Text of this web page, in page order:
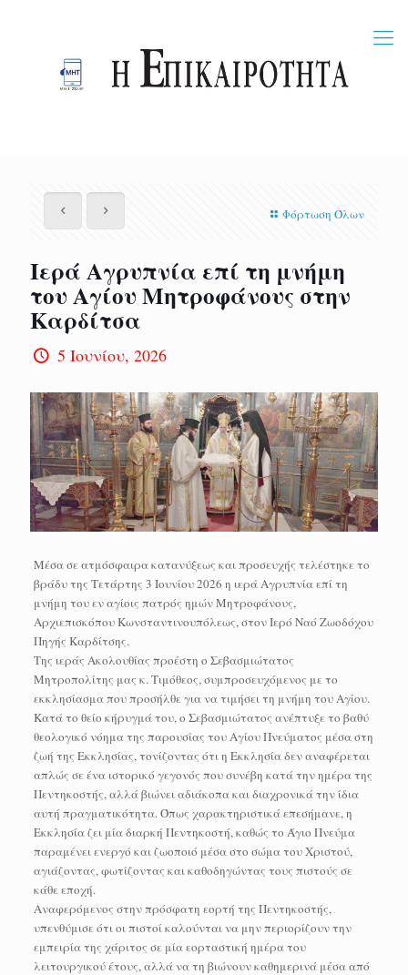
Φόρτωση Όλων
Ιερά Αγρυπνία επί τη μνήμη
του Αγίου Μητροφάνους στην
Καρδίτσα
5 Ιουνίου, 2026
Μέσα σε ατμόσφαιρα κατανύξεως και προσευχής τελέστηκε το
βράδυ της Τετάρτης 3 Ιουνίου 2026 η ιερά Αγρυπνία επί τη
μνήμη του εν αγίοις πατρός ημών Μητροφάνους,
Αρχιεπισκόπου Κωνσταντινουπόλεως, στον Ιερό Ναό Ζωοδόχου
Πηγής Καρδίτσης.
Της ιεράς Ακολουθίας προέστη ο Σεβασμιώτατος
Μητροπολίτης μας κ. Τιμόθεος, συμπροσευχόμενος με το
εκκλησίασμα που προσήλθε για να τιμήσει τη μνήμη του Αγίου.
Κατά το θείο κήρυγμά του, ο Σεβασμιώτατος ανέπτυξε το βαθύ
θεολογικό νόημα της παρουσίας του Αγίου Πνεύματος μέσα στη
ζωή της Εκκλησίας, τονίζοντας ότι η Εκκλησία δεν αναφέρεται
απλώς σε ένα ιστορικό γεγονός που συνέβη κατά την ημέρα της
Πεντηκοστής, αλλά βιώνει αδιάκοπα και διαχρονικά την ίδια
αυτή πραγματικότητα. Όπως χαρακτηριστικά επεσήμανε, η
Εκκλησία ζει μία διαρκή Πεντηκοστή, καθώς το Άγιο Πνεύμα
παραμένει ενεργό και ζωοποιό μέσα στο σώμα του Χριστού,
αγιάζοντας, φωτίζοντας και καθοδηγώντας τους πιστούς σε
κάθε εποχή.
Αναφερόμενος στην πρόσφατη εορτή της Πεντηκοστής,
υπενθύμισε ότι οι πιστοί καλούνται να μην περιορίζουν την
εμπειρία της χάριτος σε μία εορταστική ημέρα του
λειτουργικού έτους, αλλά να τη βιώνουν καθημερινά μέσα από